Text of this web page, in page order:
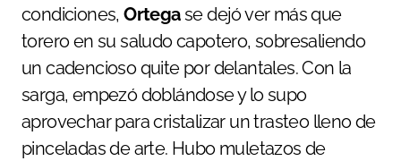
condiciones,Ortegase dejó ver más que
torero en su saludo capotero, sobresaliendo
un cadencioso quite por delantales. Con la
sarga, empezó doblándose y lo supo
aprovechar para cristalizar un trasteo lleno de
pinceladas de arte. Hubo muletazos de